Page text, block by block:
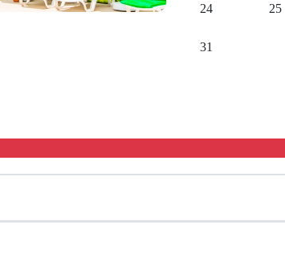
24 25
31